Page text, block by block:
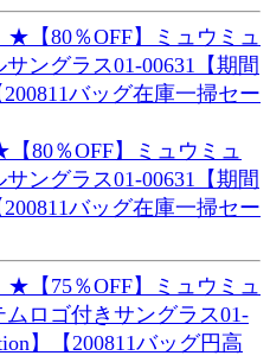
80％OFF】ミュウミュ
ングラス01-00631【期間
バッグ在庫一掃セー